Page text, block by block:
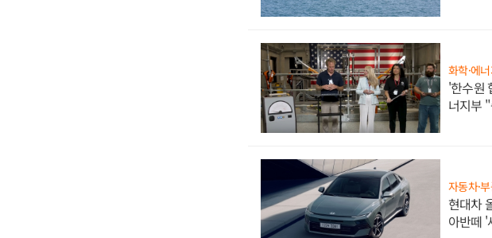
화학·에
'한수원
너지부
자동차·
현대차
아반떼 '